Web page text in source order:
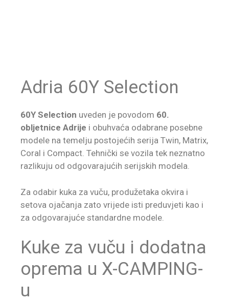
Adria 60Y Selection
60Y Selection uveden je povodom 60.
obljetnice Adrije i obuhvaća odabrane posebne
modele na temelju postojećih serija Twin, Matrix,
Coral i Compact. Tehnički se vozila tek neznatno
razlikuju od odgovarajućih serijskih modela.
Za odabir kuka za vuču, produžetaka okvira i
setova ojačanja zato vrijede isti preduvjeti kao i
za odgovarajuće standardne modele.
Kuke za vuču i dodatna
oprema u X-CAMPING-
u